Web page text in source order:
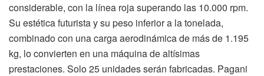
considerable, con la línea roja superando las 10.000 rpm.
Su estética futurista y su peso inferior a la tonelada,
combinado con una carga aerodinámica de más de 1.195
kg, lo convierten en una máquina de altísimas
prestaciones. Solo 25 unidades serán fabricadas. Pagani